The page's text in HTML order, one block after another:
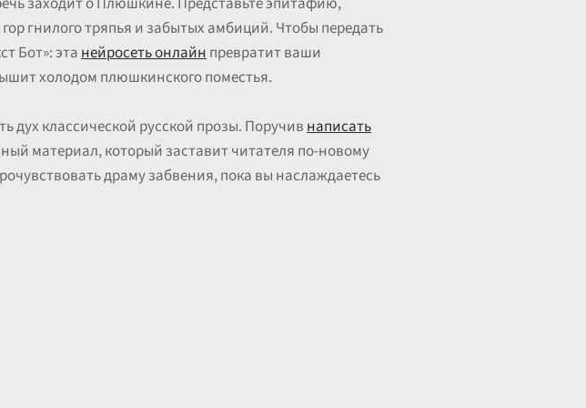
гнилого тряпья и забытых амбиций. Чтобы передать
Бот»: этанейросеть онлайнпревратит ваши
холодом плюшкинского поместья.
дух классической русской прозы. Поручивнаписать
материал, который заставит читателя по-новому
драму забвения, пока вы наслаждаетесь